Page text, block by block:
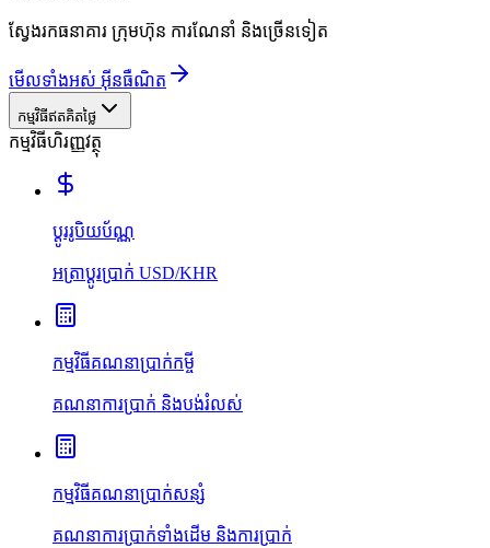
ស្វែងរកធនាគារ ក្រុមហ៊ុន ការណែនាំ និងច្រើនទៀត
មើលទាំងអស់ អ៊ីនធឺណិត
កម្មវិធីឥតគិតថ្លៃ
កម្មវិធីហិរញ្ញវត្ថុ
ប្ដូររូបិយប័ណ្ណ
អត្រាប្ដូរប្រាក់ USD/KHR
កម្មវិធីគណនាប្រាក់កម្ចី
គណនាការប្រាក់ និងបង់រំលស់
កម្មវិធីគណនាប្រាក់សន្សំ
គណនាការប្រាក់ទាំងដើម និងការប្រាក់